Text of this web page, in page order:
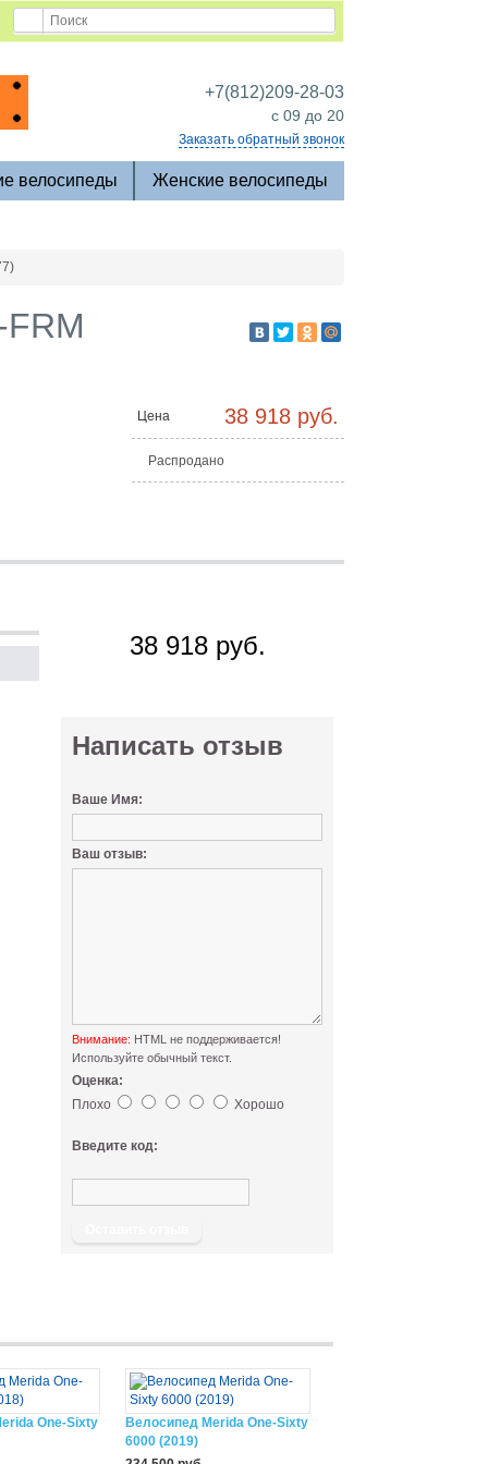
+7(812)209-28-03
c 09 до 20
Заказать обратный звонок
велосипеды Женские велосипеды
Цена 38 918 руб.
Распродано
38 918 руб.
Написать отзыв
Ваше Имя:
Ваш отзыв:
Внимание: HTML не поддерживается!
Используйте обычный текст.
Оценка:
Плохо
Хорошо
Введите код:
One-Sixty
Велосипед Merida One-Sixty
6000 (2019)